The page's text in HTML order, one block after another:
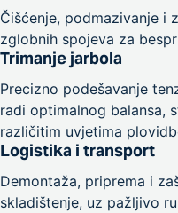
Čišćenje, podmazivanje i
zglobnih spojeva za
Trimanje jarbola
Precizno podešavanje
radi optimalnog balansa,
različitim uvjetima
Logistika i transport
Demontaža, priprema i
skladištenje, uz pažljivo